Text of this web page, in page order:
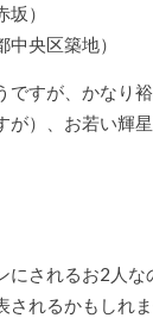
）
央区築地）
ですが、かなり
が）、お若い輝
にされるお2人な
れるかもしれま